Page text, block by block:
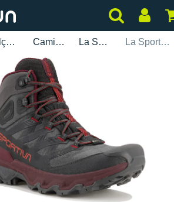
Calçados Caminhada La Sportiva La Sportiva Ultra Raptor 3 Mid Gore-Tex